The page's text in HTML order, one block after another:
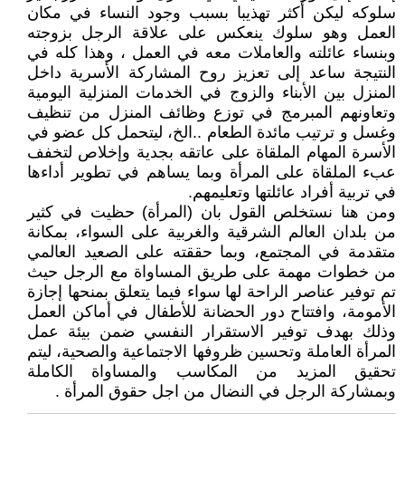
سلوكه ليكن أكثر تهذيبا بسبب وجود النساء في مكان
العمل وهو سلوك ينعكس على علاقة الرجل بزوجته
وبنساء عائلته والعاملات معه في العمل ، وهذا كله في
النتيجة ساعد إلى تعزيز روح المشاركة الأسرية داخل
المنزل بين الأبناء والزوج في الخدمات المنزلية اليومية
وتعاونهم المبرمج في توزع وظائف المنزل من تنظيف
وغسل و ترتيب مائدة الطعام ..الخ، ليتحمل كل عضو في
الأسرة المهام الملقاة على عاتقه بجدية وإخلاص لتخفف
عبء الملقاة على المرأة وبما يساهم في تطوير أداءها
في تربية أفراد عائلتها وتعليمهم.‏
ومن هنا نستخلص القول بان (المرأة) حظيت في كثير
من بلدان العالم الشرقية والغربية على السواء، بمكانة
متقدمة في المجتمع، وبما حققته على الصعيد العالمي
من خطوات مهمة على طريق المساواة مع الرجل حيث
تم توفير عناصر الراحة لها سواء فيما يتعلق بمنحها إجازة
الأمومة، وافتتاح دور الحضانة للأطفال في أماكن العمل
وذلك بهدف توفير الاستقرار النفسي ضمن بيئة عمل
المرأة العاملة وتحسين ظروفها الاجتماعية والصحية، ليتم
تحقيق المزيد من المكاسب والمساواة الكاملة
وبمشاركة الرجل في النضال من اجل حقوق المرأة .